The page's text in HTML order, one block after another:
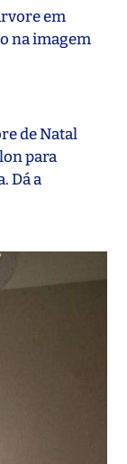
em
na imagem
de Natal
para
Dá a